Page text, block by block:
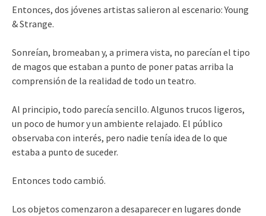
Entonces, dos jóvenes artistas salieron al escenario: Young
& Strange.
Sonreían, bromeaban y, a primera vista, no parecían el tipo
de magos que estaban a punto de poner patas arriba la
comprensión de la realidad de todo un teatro.
Al principio, todo parecía sencillo. Algunos trucos ligeros,
un poco de humor y un ambiente relajado. El público
observaba con interés, pero nadie tenía idea de lo que
estaba a punto de suceder.
Entonces todo cambió.
Los objetos comenzaron a desaparecer en lugares donde